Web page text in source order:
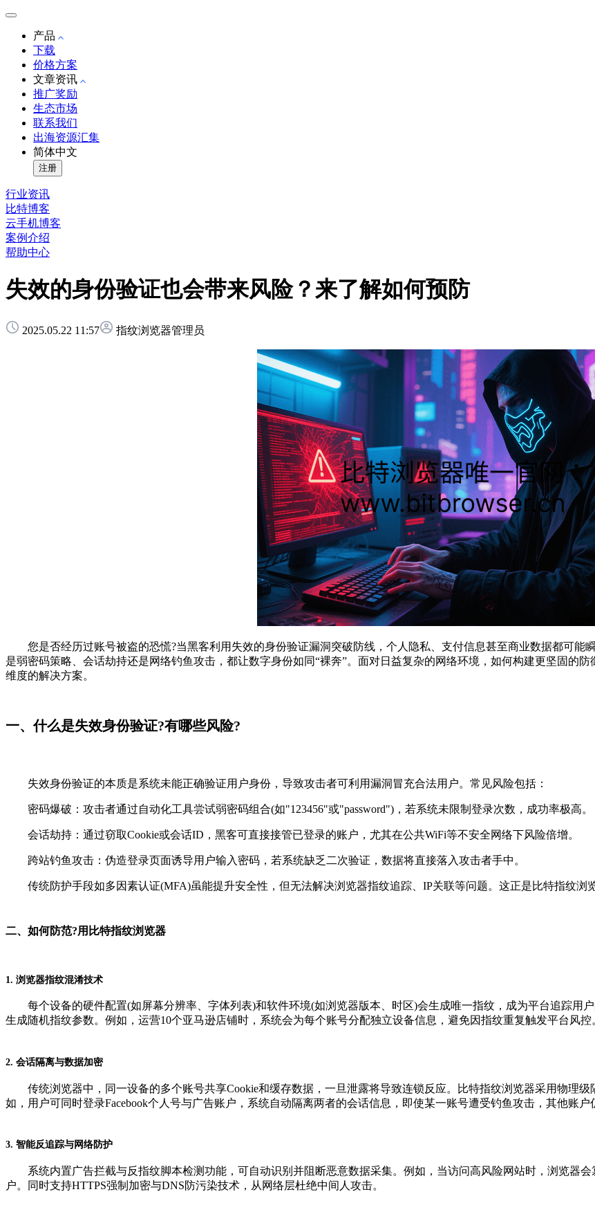
产品
下载
价格方案
文章资讯
推广奖励
生态市场
联系我们
出海资源汇集
简体中文
注册
行业资讯
比特博客
云手机博客
案例介绍
帮助中心
失效的身份验证也会带来风险？来了解如何预防
2025.05.22 11:57 指纹浏览器管理员
您是否经历过账号被盗的恐慌?当黑客利用失效的身份验证漏洞突破防线，个人隐私、支付信息甚至商业数据都可
是弱密码策略、会话劫持还是网络钓鱼攻击，都让数字身份如同“裸奔”。面对日益复杂的网络环境，如何构建更坚固的
维度的解决方案。
一、什么是失效身份验证?有哪些风险?
失效身份验证的本质是系统未能正确验证用户身份，导致攻击者可利用漏洞冒充合法用户。常见风险包括：
密码爆破：攻击者通过自动化工具尝试弱密码组合(如"123456"或"password")，若系统未限制登录次数，成功率极高。
会话劫持：通过窃取Cookie或会话ID，黑客可直接接管已登录的账户，尤其在公共WiFi等不安全网络下风险倍增。
跨站钓鱼攻击：伪造登录页面诱导用户输入密码，若系统缺乏二次验证，数据将直接落入攻击者手中。
传统防护手段如多因素认证(MFA)虽能提升安全性，但无法解决浏览器指纹追踪、IP关联等问题。这正是比特指纹浏
二、如何防范?用比特指纹浏览器
1. 浏览器指纹混淆技术
每个设备的硬件配置(如屏幕分辨率、字体列表)和软件环境(如浏览器版本、时区)会生成唯一指纹，成为平台追踪用
生成随机指纹参数。例如，运营10个亚马逊店铺时，系统会为每个账号分配独立设备信息，避免因指纹重复触发平台风控
2. 会话隔离与数据加密
传统浏览器中，同一设备的多个账号共享Cookie和缓存数据，一旦泄露将导致连锁反应。比特指纹浏览器采用物理级
如，用户可同时登录Facebook个人号与广告账户，系统自动隔离两者的会话信息，即使某一账号遭受钓鱼攻击，其他账户
3. 智能反追踪与网络防护
系统内置广告拦截与反指纹脚本检测功能，可自动识别并阻断恶意数据采集。例如，当访问高风险网站时，浏览器会
户。同时支持HTTPS强制加密与DNS防污染技术，从网络层杜绝中间人攻击。